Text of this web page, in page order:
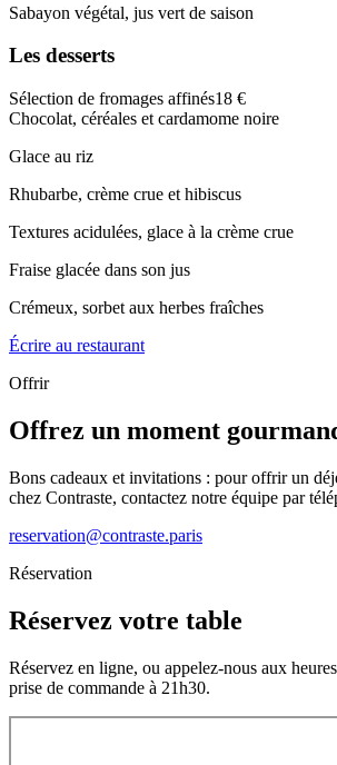
Sabayon végétal, jus vert de saison
Les desserts
Sélection de fromages affinés18 €
Chocolat, céréales et cardamome noire
Glace au riz
Rhubarbe, crème crue et hibiscus
Textures acidulées, glace à la crème crue
Fraise glacée dans son jus
Crémeux, sorbet aux herbes fraîches
Écrire au restaurant
Offrir
Offrez un moment
Bons cadeaux et invitations : pour offrir un
chez Contraste, contactez notre équipe par
reservation@contraste.paris
Réservation
Réservez votre table
Réservez en ligne, ou appelez-nous aux
prise de commande à 21h30.